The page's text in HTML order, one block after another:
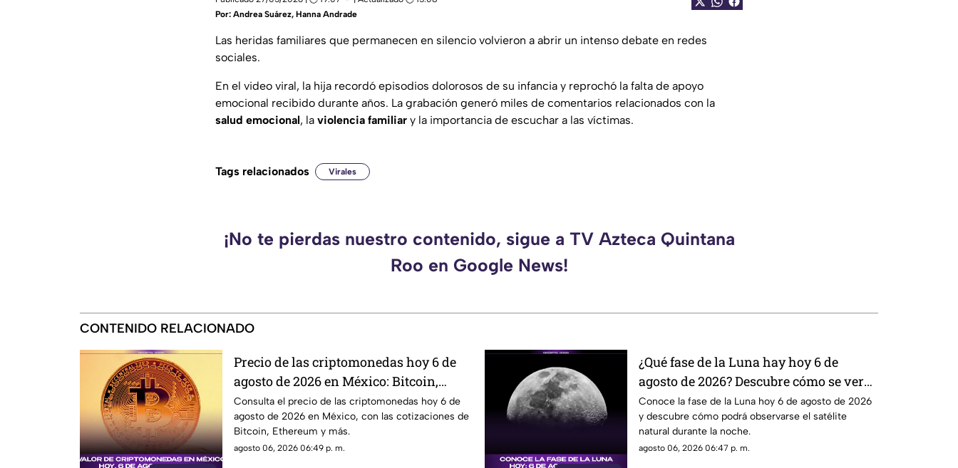
Por: Andrea Suárez, Hanna Andrade
Las heridas familiares que permanecen en silencio volvieron a abrir un intenso debate en redes
sociales.
En el video viral, la hija recordó episodios dolorosos de su infancia y reprochó la falta de apoyo
emocional recibido durante años. La grabación generó miles de comentarios relacionados con la
salud emocional, la violencia familiar y la importancia de escuchar a las víctimas.
Tags relacionados Virales
¡No te pierdas nuestro contenido, sigue a TV Azteca Quintana
Roo en Google News!
CONTENIDO RELACIONADO
Precio de las criptomonedas hoy 6 de
agosto de 2026 en México: Bitcoin,
Ethereum y más
Consulta el precio de las criptomonedas hoy 6 de
agosto de 2026 en México, con las cotizaciones de
Bitcoin, Ethereum y más.
agosto 06, 2026 06:49 p. m.
¿Qué fase de la Luna hay hoy 6 de
agosto de 2026? Descubre cómo se verá
el satélite esta noche
Conoce la fase de la Luna hoy 6 de agosto de 2026
y descubre cómo podrá observarse el satélite
natural durante la noche.
agosto 06, 2026 06:47 p. m.